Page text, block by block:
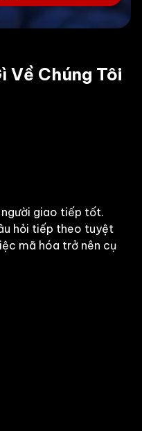
Về Chúng Tôi
ấy rất tuyệt vời
giới thiệu họ. Giao
và phản hồi rất
cầu phản hồi. .đó